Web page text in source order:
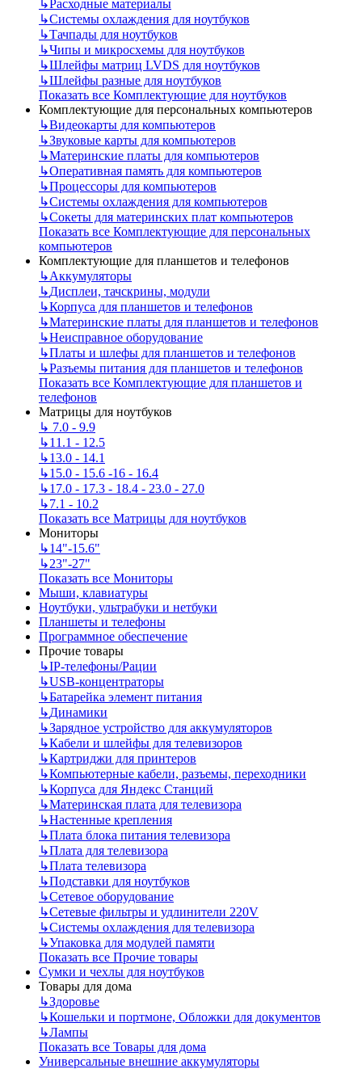
↳ Расходные материалы
↳Системы охлаждения для ноутбуков
↳Тачпады для ноутбуков
↳Чипы и микросхемы для ноутбуков
↳Шлейфы матриц LVDS для ноутбуков
↳Шлейфы разные для ноутбуков
Показать все Комплектующие для ноутбуков
Комплектующие для персональных компьютеров
↳Видеокарты для компьютеров
↳Звуковые карты для компьютеров
↳Материнские платы для компьютеров
↳Оперативная память для компьютеров
↳Процессоры для компьютеров
↳Системы охлаждения для компьютеров
↳Сокеты для материнских плат компьютеров
Показать все Комплектующие для персональных
компьютеров
Комплектующие для планшетов и телефонов
↳Аккумуляторы
↳Дисплеи, тачскрины, модули
↳Корпуса для планшетов и телефонов
↳Материнские платы для планшетов и телефонов
↳Неисправное оборудование
↳Платы и шлефы для планшетов и телефонов
↳Разъемы питания для планшетов и телефонов
Показать все Комплектующие для планшетов и
телефонов
Матрицы для ноутбуков
↳ 7.0 - 9.9
↳11.1 - 12.5
↳13.0 - 14.1
↳15.0 - 15.6 -16 - 16.4
↳17.0 - 17.3 - 18.4 - 23.0 - 27.0
↳7.1 - 10.2
Показать все Матрицы для ноутбуков
Мониторы
↳14"-15.6"
↳23"-27"
Показать все Мониторы
Мыши, клавиатуры
Ноутбуки, ультрабуки и нетбуки
Планшеты и телефоны
Программное обеспечение
Прочие товары
↳IP‑телефоны/Рации
↳USB-концентраторы
↳Батарейка элемент питания
↳Динамики
↳Зарядное устройство для аккумуляторов
↳Кабели и шлейфы для телевизоров
↳Картриджи для принтеров
↳Компьютерные кабели, разъемы, переходники
↳Корпуса для Яндекс Станций
↳Материнская плата для телевизора
↳Настенные крепления
↳Плата блока питания телевизора
↳Плата для телевизора
↳Плата телевизора
↳Подставки для ноутбуков
↳Сетевое оборудование
↳Сетевые фильтры и удлинители 220V
↳Системы охлаждения для телевизора
↳Упаковка для модулей памяти
Показать все Прочие товары
Сумки и чехлы для ноутбуков
Товары для дома
↳Здоровье
↳Кошельки и портмоне, Обложки для документов
↳Лампы
Показать все Товары для дома
Универсальные внешние аккумуляторы